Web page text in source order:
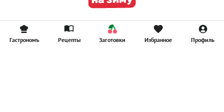
Гастрономъ Рецепты Заготовки Избранное Профиль